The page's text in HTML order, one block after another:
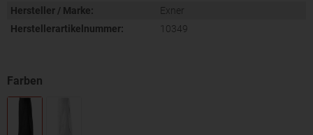
Hersteller / Marke:
Exner
Herstellerartikelnummer:
10349